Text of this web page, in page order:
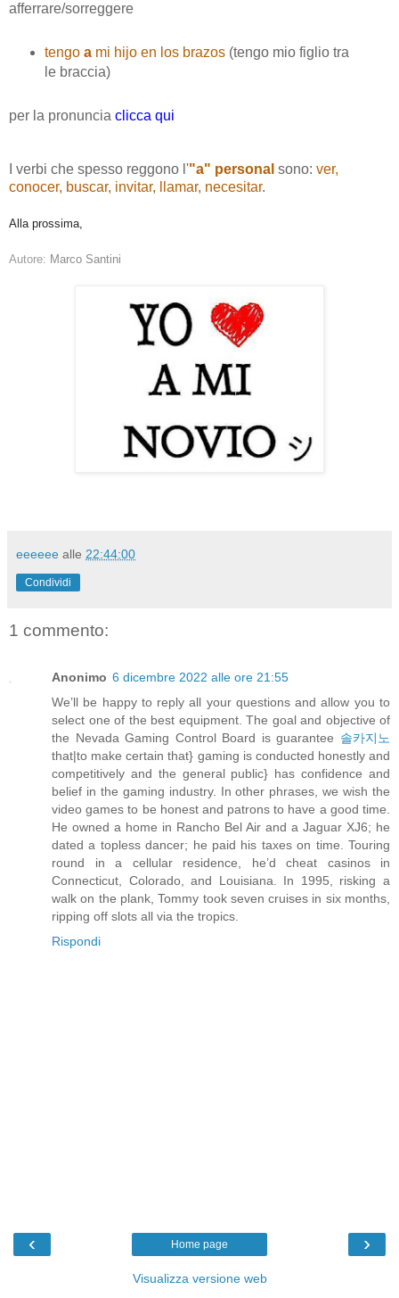
afferrare/sorreggere
tengoami hijo en los brazos(tengo mio figlio tra
le braccia)
per la pronuncia clicca qui
I verbi che spesso reggono l'"a" personal sono: ver,
conocer, buscar, invitar, llamar, necesitar.
Alla prossima,
Autore: Marco Santini
eeeeee alle 22:44:00
Condividi
1 commento:
Anonimo 6 dicembre 2022 alle ore 21:55
We’ll be happy to reply all your questions and allow you to
select one of the best equipment. The goal and objective of
the Nevada Gaming Control Board is guarantee 솔카지노
that|to make certain that} gaming is conducted honestly and
competitively and the general public} has confidence and
belief in the gaming industry. In other phrases, we wish the
video games to be honest and patrons to have a good time.
He owned a home in Rancho Bel Air and a Jaguar XJ6; he
dated a topless dancer; he paid his taxes on time. Touring
round in a cellular residence, he’d cheat casinos in
Connecticut, Colorado, and Louisiana. In 1995, risking a
walk on the plank, Tommy took seven cruises in six months,
ripping off slots all via the tropics.
Rispondi
‹ ›
Home page
Visualizza versione web